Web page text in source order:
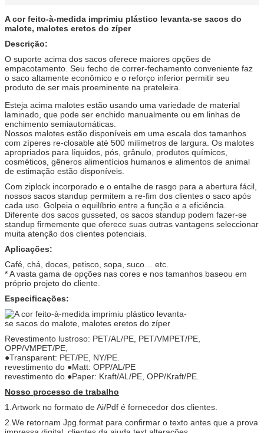
A cor feito-à-medida imprimiu plástico levanta-se sacos do
malote, malotes eretos do zíper
Descrição:
O suporte acima dos sacos oferece maiores opções de
empacotamento. Seu fecho de correr-fechamento conveniente faz
o saco altamente econômico e o reforço inferior permitir seu
produto de ser mais proeminente na prateleira.
Esteja acima malotes estão usando uma variedade de material
laminado, que pode ser enchido manualmente ou em linhas de
enchimento semiautomáticas.
Nossos malotes estão disponíveis em uma escala dos tamanhos
com zíperes re-closable até 500 milímetros de largura. Os malotes
apropriados para líquidos, pós, grânulo, produtos químicos,
cosméticos, gêneros alimentícios humanos e alimentos de animal
de estimação estão disponíveis.
Com ziplock incorporado e o entalhe de rasgo para a abertura fácil,
nossos sacos standup permitem a re-fim dos clientes o saco após
cada uso. Golpeia o equilíbrio entre a função e a eficiência.
Diferente dos sacos gusseted, os sacos standup podem fazer-se
standup firmemente que oferece suas outras vantagens seleccionar
muita atenção dos clientes potenciais.
Aplicações:
Café, chá, doces, petisco, sopa, suco… etc.
* A vasta gama de opções nas cores e nos tamanhos baseou em
próprio projeto do cliente.
Especificações:
Revestimento lustroso: PET/AL/PE, PET/VMPET/PE,
OPP/VMPET/PE,
●Transparent: PET/PE, NY/PE.
revestimento do ●Matt: OPP/AL/PE
revestimento do ●Paper: Kraft/AL/PE, OPP/Kraft/PE.
Nosso processo de trabalho
1.Artwork no formato de Ai/Pdf é fornecedor dos clientes.
2.We retornam Jpg.format para confirmar o texto antes que a prova